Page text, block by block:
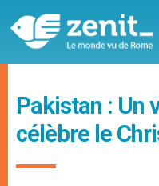
Pakistan : Un
célèbre le